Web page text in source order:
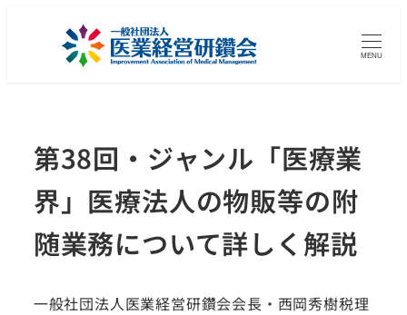
MENU
第38回・ジャンル「医療業
界」医療法人の物販等の附
随業務について詳しく解説
一般社団法人医業経営研鑽会会長・西岡秀樹税理